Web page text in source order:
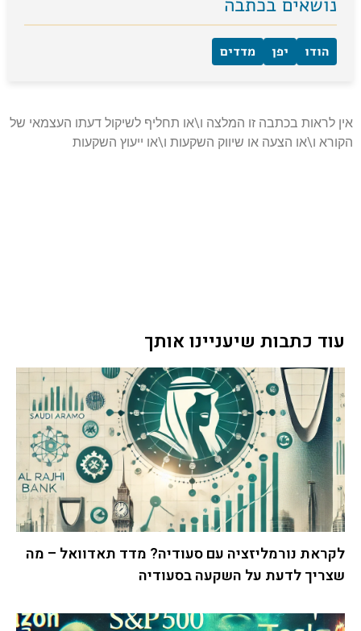
הודו יפן מדדים
אין לראות בכתבה זו המלצה ו\או תחליף לשיקול דעתו העצמאי של
הקורא ו\או הצעה או שיווק השקעות ו\או ייעוץ השקעות
עוד כתבות שיעניינו אותך
לקראת נורמליזציה עם סעודיה? מדד תאדוואל – מה
שצריך לדעת על השקעה בסעודיה